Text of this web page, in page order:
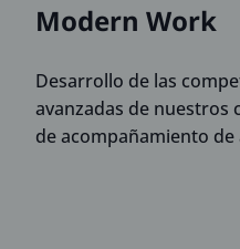
Modern Work
Desarrollo de las
avanzadas de nuestros
de acompañamiento de